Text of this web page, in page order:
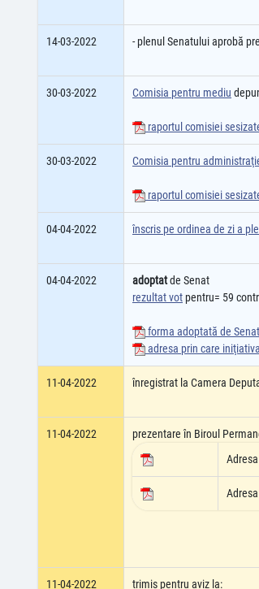
14-03-2022 - plenul Senatului aprobă
30-03-2022 Comisia pentru mediu
raportul comisiei
30-03-2022 Comisia pentru
raportul comisiei
04-04-2022 înscris pe ordinea de zi a
04-04-2022 adoptatde Senat
rezultat vot pentru= 59
forma adoptată de Senat
adresa prin care
11-04-2022 înregistrat la Camera
11-04-2022
prezentare în Biroul
11-04-2022 trimis pentru aviz la: